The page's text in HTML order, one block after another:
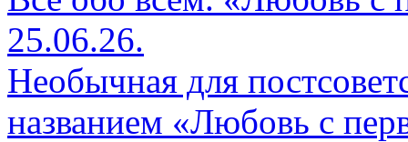
25.06.26.
Необычная для
названием «Любовь с